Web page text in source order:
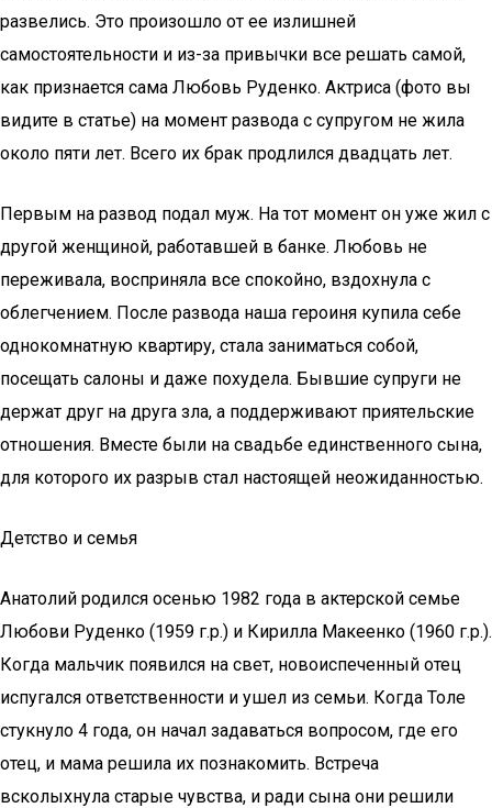
развелись. Это произошло от ее излишней
самостоятельности и из-за привычки все решать самой,
как признается сама Любовь Руденко. Актриса (фото вы
видите в статье) на момент развода с супругом не жила
около пяти лет. Всего их брак продлился двадцать лет.
Первым на развод подал муж. На тот момент он уже жил с
другой женщиной, работавшей в банке. Любовь не
переживала, восприняла все спокойно, вздохнула с
облегчением. После развода наша героиня купила себе
однокомнатную квартиру, стала заниматься собой,
посещать салоны и даже похудела. Бывшие супруги не
держат друг на друга зла, а поддерживают приятельские
отношения. Вместе были на свадьбе единственного сына,
для которого их разрыв стал настоящей неожиданностью.
Детство и семья
Анатолий родился осенью 1982 года в актерской семье
Любови Руденко (1959 г.р.) и Кирилла Макеенко (1960 г.р.).
Когда мальчик появился на свет, новоиспеченный отец
испугался ответственности и ушел из семьи. Когда Толе
стукнуло 4 года, он начал задаваться вопросом, где его
отец, и мама решила их познакомить. Встреча
всколыхнула старые чувства, и ради сына они решили